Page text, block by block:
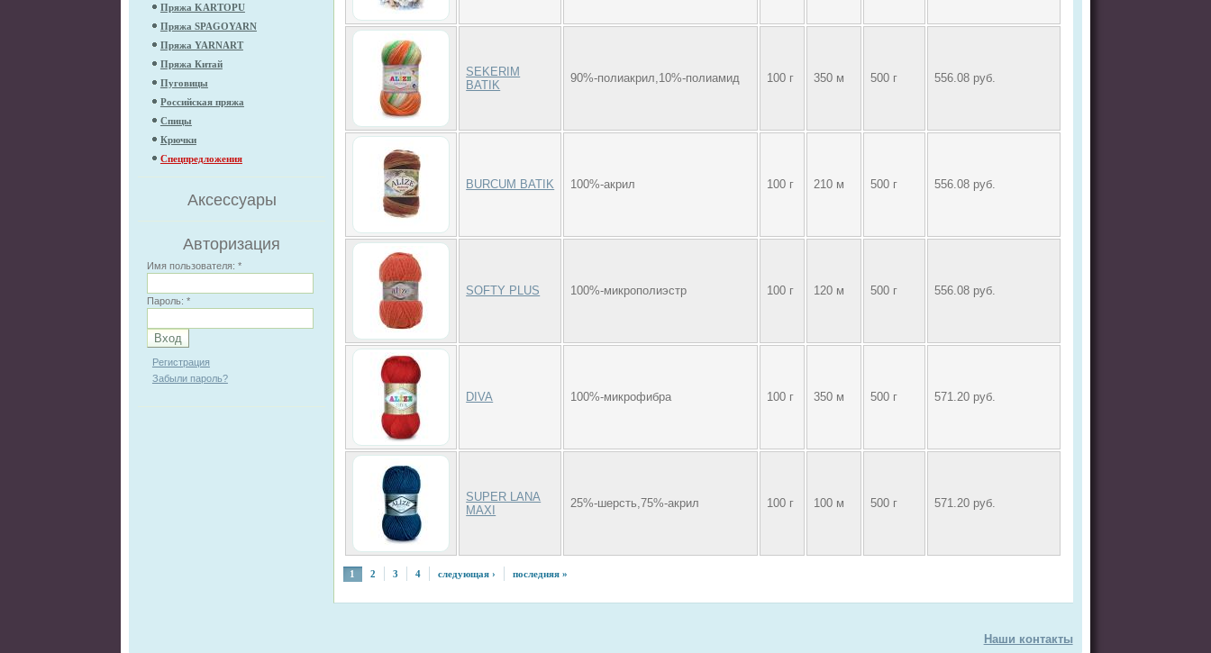
Пряжа KARTOPU
Пряжа SPAGOYARN
Пряжа YARNART
Пряжа Китай
Пуговицы
Российская пряжа
Спицы
Крючки
Спецпредложения
Аксессуары
Авторизация
Имя пользователя:*
Пароль:*
Регистрация
Забыли пароль?
SEKERIM
BATIK
90%-полиакрил,10%-полиамид 100 г 350 м 500 г 556.08 руб.
BURCUM BATIK 100%-акрил 100 г 210 м 500 г 556.08 руб.
SOFTY PLUS 100%-микрополиэстр 100 г 120 м 500 г 556.08 руб.
DIVA 100%-микрофибра 100 г 350 м 500 г 571.20 руб.
SUPER LANA
MAXI
25%-шерсть,75%-акрил 100 г 100 м 500 г 571.20 руб.
1 2 3 4 следующая › последняя »
Наши контакты